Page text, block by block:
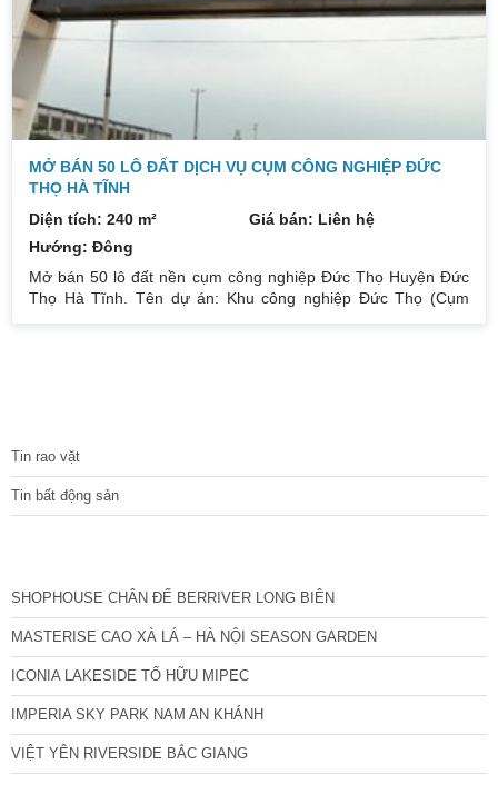
0832133366
MỞ BÁN 50 LÔ ĐẤT DỊCH VỤ CỤM CÔNG NGHIỆP ĐỨC
THỌ HÀ TĨNH
Diện tích: 240 m²
Giá bán: Liên hệ
Hướng: Đông
Mở bán 50 lô đất nền cụm công nghiệp Đức Thọ Huyện Đức
Thọ Hà Tĩnh. Tên dự án: Khu công nghiệp Đức Thọ (Cụm
Tin rao vặt
Tin bất động sản
SHOPHOUSE CHÂN ĐẾ BERRIVER LONG BIÊN
MASTERISE CAO XÀ LÁ – HÀ NỘI SEASON GARDEN
ICONIA LAKESIDE TỐ HỮU MIPEC
IMPERIA SKY PARK NAM AN KHÁNH
VIỆT YÊN RIVERSIDE BẮC GIANG